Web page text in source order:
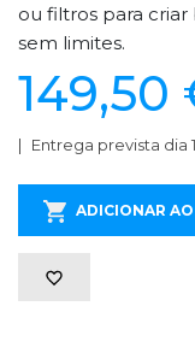
ou filtros para criar
sem limites.
149,50
Entrega prevista dia
ADICIONAR